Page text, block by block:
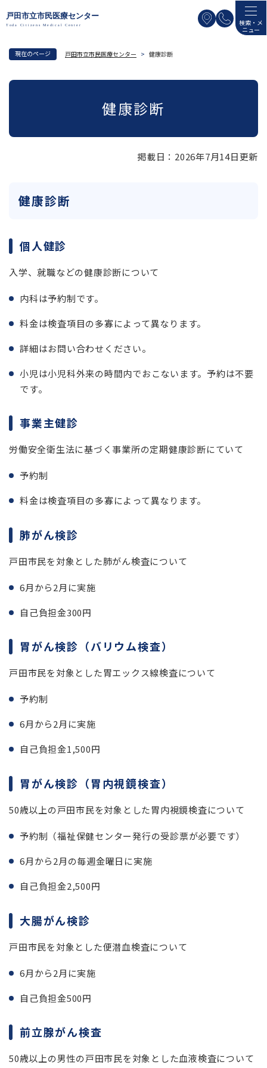
ー
検索・メ
ニュー
現在のページ 戸田市立市民医療センター > 健康診断
本
健康診断
掲載日：2026年7月14日更新
健康診断
個人健診
入学、就職などの健康診断について
内科は予約制です。
料金は検査項目の多寡によって異なります。
詳細はお問い合わせください。
小児は小児科外来の時間内でおこないます。予約は不要
です。
事業主健診
労働安全衛生法に基づく事業所の定期健康診断にていて
予約制
料金は検査項目の多寡によって異なります。
肺がん検診
戸田市民を対象とした肺がん検査について
6月から2月に実施
自己負担金300円
胃がん検診（バリウム検査）
戸田市民を対象とした胃エックス線検査について
予約制
6月から2月に実施
自己負担金1,500円
胃がん検診（胃内視鏡検査）
50歳以上の戸田市民を対象とした胃内視鏡検査について
予約制（福祉保健センター発行の受診票が必要です）
6月から2月の毎週金曜日に実施
自己負担金2,500円
大腸がん検診
戸田市民を対象とした便潜血検査について
6月から2月に実施
自己負担金500円
前立腺がん検査
50歳以上の男性の戸田市民を対象とした血液検査について